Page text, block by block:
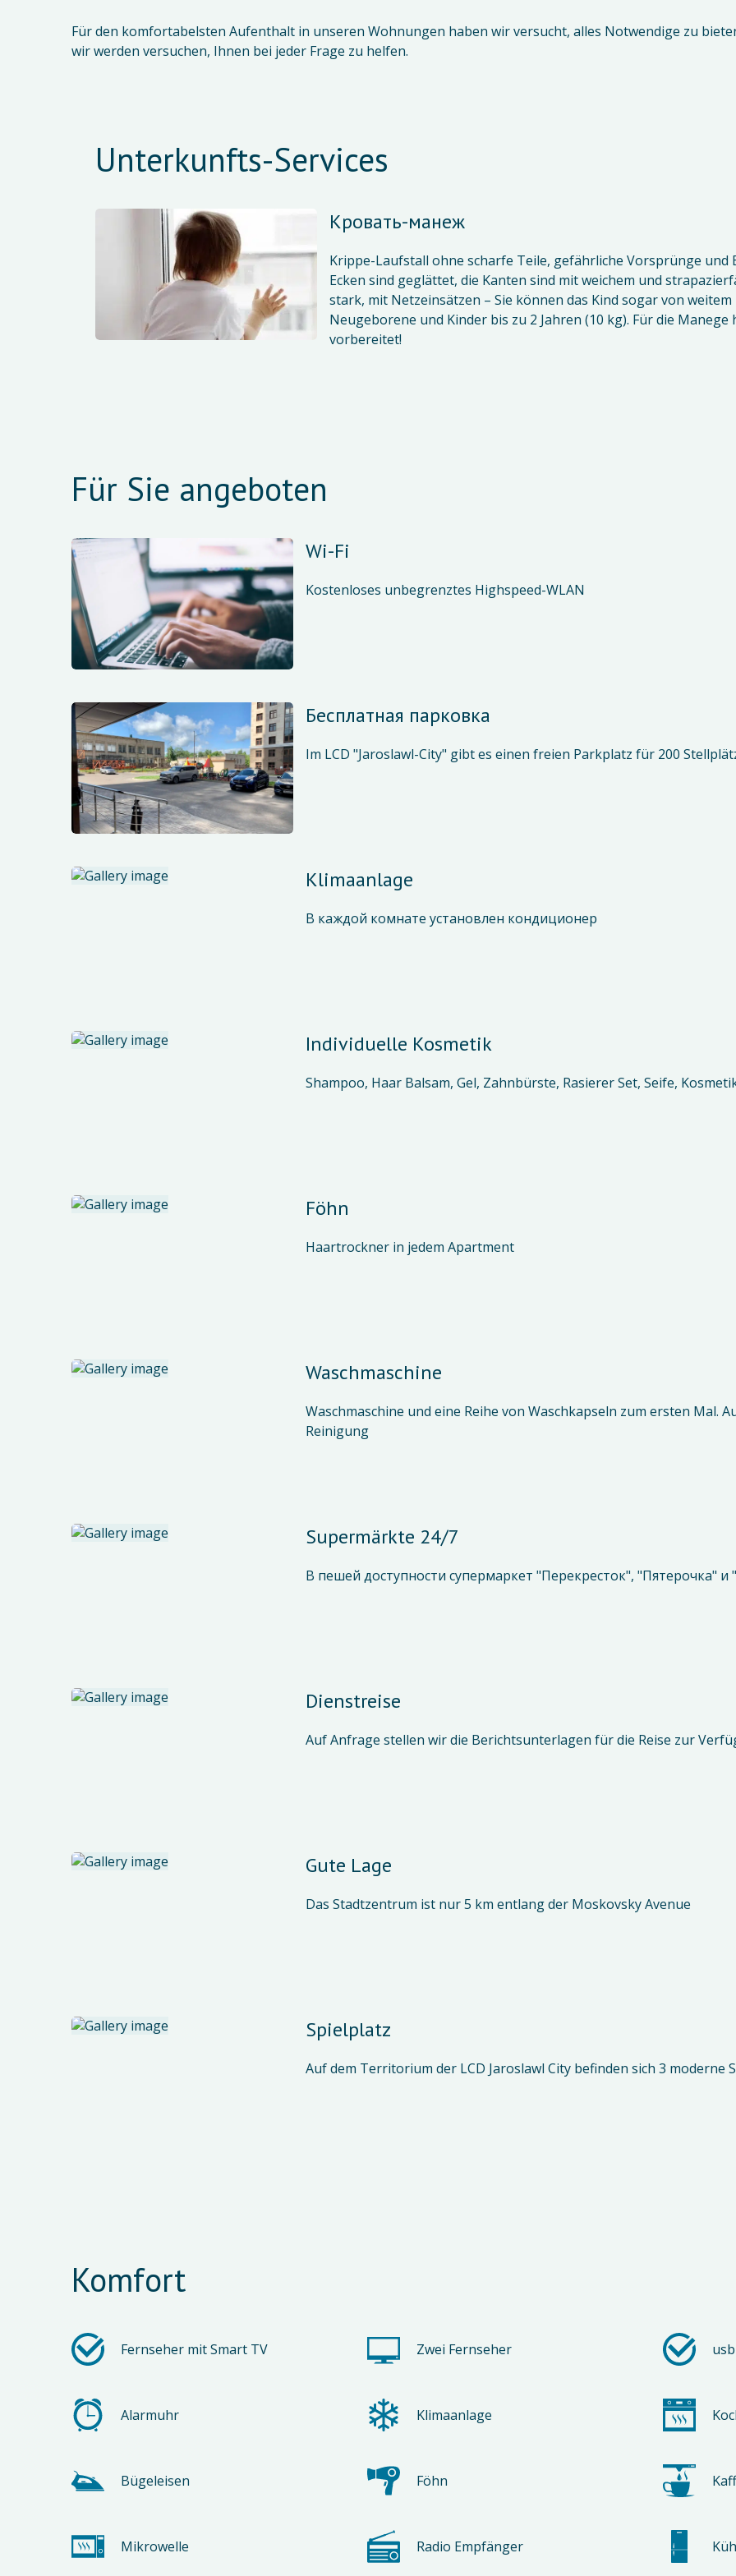
Für den komfortabelsten Aufenthalt in unseren Wohnungen haben wir versucht, alles Notwendige zu
Unterkunfts-Services
Кровать-манеж
Krippe-Laufstall ohne scharfe Teile, gefährliche Vorsprünge und
Ecken sind geglättet, die Kanten sind mit weichem und
stark, mit Netzeinsätzen – Sie können das Kind sogar von
Neugeborene und Kinder bis zu 2 Jahren (10 kg). Für die
vorbereitet!
Für Sie angeboten
Wi-Fi
Kostenloses unbegrenztes Highspeed-WLAN
Бесплатная парковка
Im LCD "Jaroslawl-City" gibt es einen freien Parkplatz für 200
Klimaanlage
В каждой комнате установлен кондиционер
Individuelle Kosmetik
Shampoo, Haar Balsam, Gel, Zahnbürste, Rasierer Set, Seife,
Föhn
Haartrockner in jedem Apartment
Waschmaschine
Waschmaschine und eine Reihe von Waschkapseln zum ersten Mal.
Reinigung
Supermärkte 24/7
В пешей доступности супермаркет "Перекресток", "Пятерочка" и
Dienstreise
Auf Anfrage stellen wir die Berichtsunterlagen für die Reise zur
Gute Lage
Das Stadtzentrum ist nur 5 km entlang der Moskovsky Avenue
Spielplatz
Auf dem Territorium der LCD Jaroslawl City befinden sich 3 moderne
Komfort
Fernseher mit Smart TV Zwei Fernseher
Alarmuhr Klimaanlage
Bügeleisen Föhn
Mikrowelle Radio Empfänger